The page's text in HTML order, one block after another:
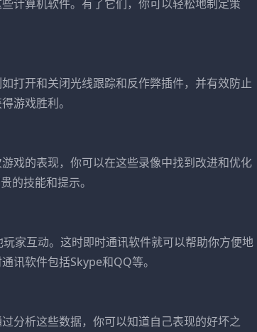
计算机软件。有了它们，你可以轻松地制定策
打开和关闭光线跟踪和反作弊插件，并有效防止
游戏胜利。
戏的表现，你可以在这些录像中找到改进和优化
的技能和提示。
家互动。这时即时通讯软件就可以帮助你方便地
讯软件包括Skype和QQ等。
分析这些数据，你可以知道自己表现的好坏之